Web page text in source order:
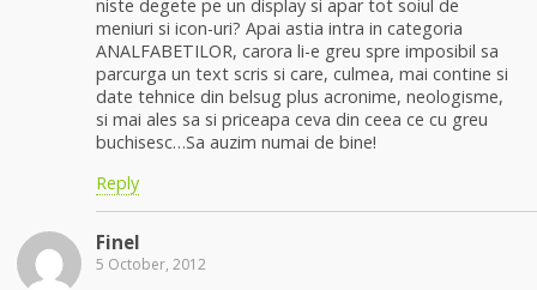
niste degete pe un display si apar tot soiul de
meniuri si icon-uri? Apai astia intra in categoria
ANALFABETILOR, carora li-e greu spre imposibil sa
parcurga un text scris si care, culmea, mai contine si
date tehnice din belsug plus acronime, neologisme,
si mai ales sa si priceapa ceva din ceea ce cu greu
buchisesc…Sa auzim numai de bine!
Reply
Finel
5 October, 2012